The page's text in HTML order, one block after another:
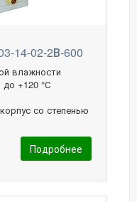
14-02-2В-600
влажности
+120 °С
со степенью
Подробнее